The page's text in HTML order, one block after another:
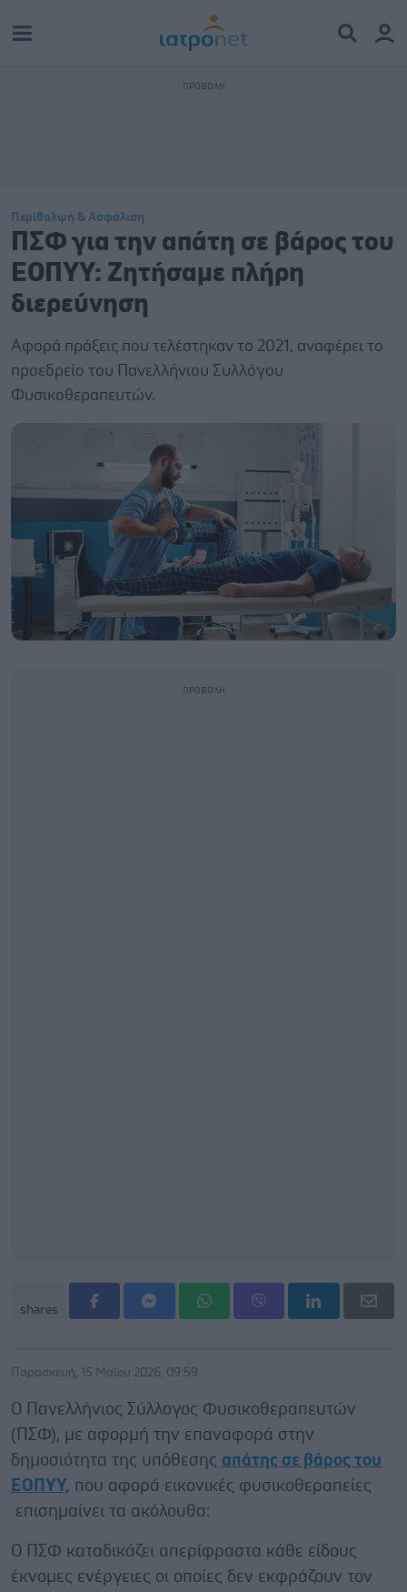
Περίθαλψη & Ασφάλιση
ΠΣΦ για την απάτη σε βάρος του
ΕΟΠΥΥ: Ζητήσαμε πλήρη
διερεύνηση
Αφορά πράξεις που τελέστηκαν το 2021, αναφέρει το
προεδρείο του Πανελλήνιου Συλλόγου
Φυσικοθεραπευτών.
shares
Παρασκευή, 15 Μαΐου 2026, 09:59
Ο Πανελλήνιος Σύλλογος Φυσικοθεραπευτών
(ΠΣΦ), με αφορμή την επαναφορά στην
δημοσιότητα της υπόθεσης απάτης σε βάρος του
ΕΟΠΥΥ, που αφορά εικονικές φυσικοθεραπείες
επισημαίνει τα ακόλουθα:
Ο ΠΣΦ καταδικάζει απερίφραστα κάθε είδους
έκνομες ενέργειες οι οποίες δεν εκφράζουν τον